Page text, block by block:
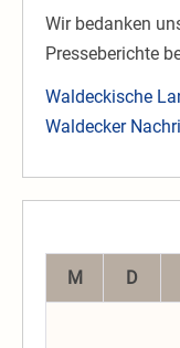
Wir bedanken
Presseberichte
Waldeckische
Waldecker
M
D